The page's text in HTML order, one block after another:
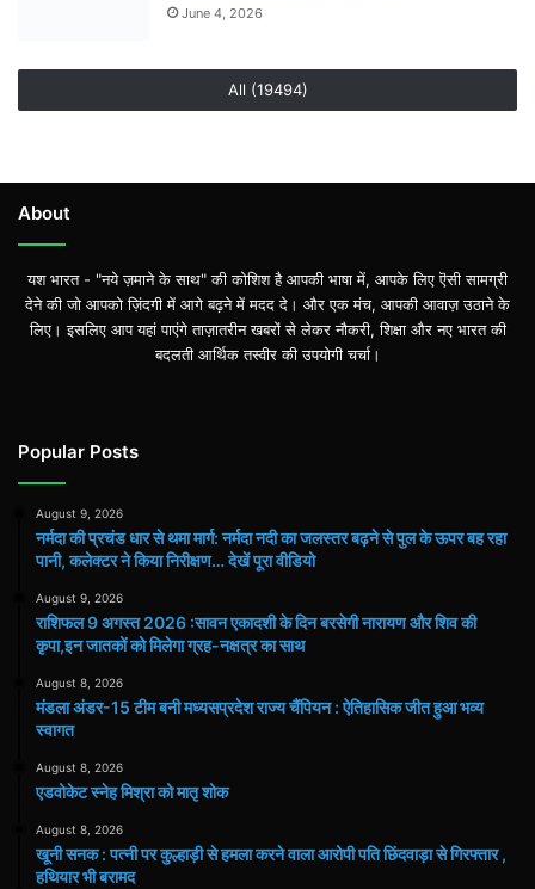
June 4, 2026
All (19494)
About
यश भारत - "नये ज़माने के साथ" की कोशिश है आपकी भाषा में, आपके लिए ऎसी सामग्री
देने की जो आपको ज़िंदगी में आगे बढ़ने में मदद दे। और एक मंच, आपकी आवाज़ उठाने के
लिए। इसलिए आप यहां पाएंगे ताज़ातरीन खबरों से लेकर नौकरी, शिक्षा और नए भारत की
बदलती आर्थिक तस्वीर की उपयोगी चर्चा।
Popular Posts
August 9, 2026
नर्मदा की प्रचंड धार से थमा मार्ग: नर्मदा नदी का जलस्तर बढ़ने से पुल के ऊपर बह रहा
पानी, कलेक्टर ने किया निरीक्षण… देखें पूरा वीडियो
August 9, 2026
राशिफल 9 अगस्त 2026 :सावन एकादशी के दिन बरसेगी नारायण और शिव की
कृपा,इन जातकों को मिलेगा ग्रह-नक्षत्र का साथ
August 8, 2026
मंडला अंडर-15 टीम बनी मध्यसप्रदेश राज्य चैंपियन : ऐतिहासिक जीत हुआ भव्य
स्वागत
August 8, 2026
एडवोकेट स्नेह मिश्रा को मातृ शोक
August 8, 2026
खूनी सनक : पत्नी पर कुल्हाड़ी से हमला करने वाला आरोपी पति छिंदवाड़ा से गिरफ्तार ,
हथियार भी बरामद